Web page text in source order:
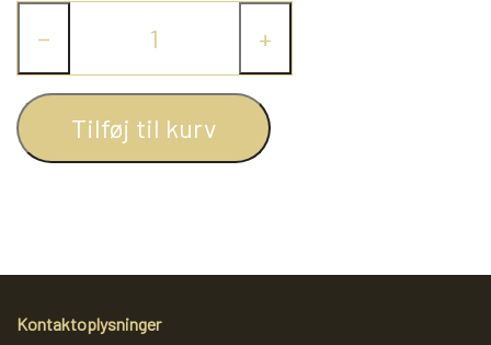
REOL MISTRAL
REOL SIGN
BOGREOLER 40 CM DYBDE
SPEJLE
foran, således at betjeningen er nem og enkel. Kablet er med
tekstil, og fleksibiliten er helt i top med kipleddet som gør det
muligt at rotere lampeskærmen hele vej om sig selv. den tunge
base, vidner om stabilitet udført med præcision i laserskåret
metal. Lampen er med E27 fatning, afsluttet med aluminium
− +
Tilføj til kurv
Kontaktoplysninger